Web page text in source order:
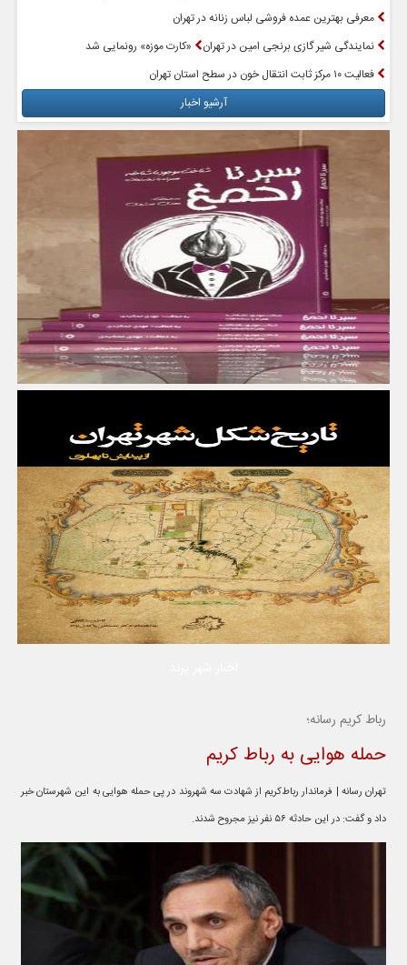
معرفی بهترین عمده فروشی لباس زنانه در تهران
نمایندگی شیر گازی برنجی امین در تهران
«کارت موزه» رونمایی شد
فعالیت ۱۰ مرکز ثابت انتقال خون در سطح استان تهران
آرشیو اخبار
رباط کریم رسانه؛
حمله هوایی به رباط کریم
تهران رسانه | فرماندار رباط‌کریم از شهادت سه شهروند در پی حمله هوایی به این شهرستان خبر
داد و گفت: در این حادثه ۵۶ نفر نیز مجروح شدند.